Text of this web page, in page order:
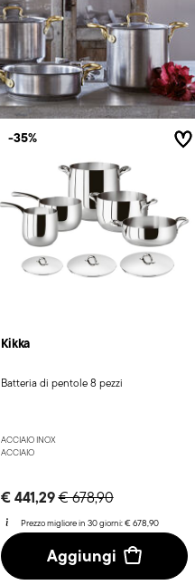
Kikka
Batteria di pentole 8 pezzi
ACCIAIO INOX
ACCIAIO
€ 441,29Price reduced from
€ 678,90to
Prezzo migliore in 30 giorni:€ 678,90
Aggiungi
-35%